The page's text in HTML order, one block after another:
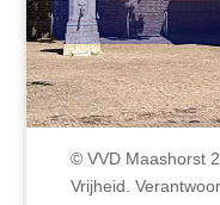
© VVD Maashorst
Vrijheid.